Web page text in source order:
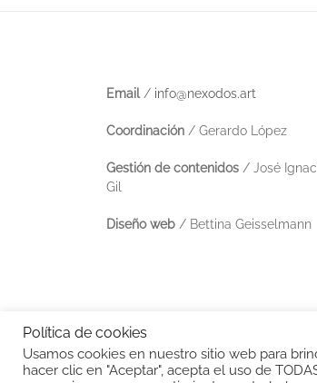
Email / info@nexodos.art
Coordinación / Gerardo López
Gestión de contenidos / José
Gil
Diseño web / Bettina Geisselmann
Política de cookies
Usamos cookies en nuestro sitio web para
hacer clic en "Aceptar", acepta el uso de